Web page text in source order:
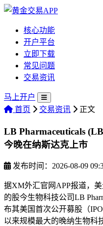
核心功能
开户平台
立即下载
常见问题
交易资讯
马上开户
首页
交易资讯 正文
LB Pharmaceuticals
今晚在纳斯达克上市
发布时间：2026-08-09
据XM外汇官网APP报道，
的股今生物科技公司LB
布其美国首次公开募股（
以来规模最大的晚纳生物科